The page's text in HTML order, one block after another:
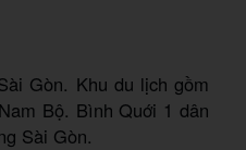
Gòn. Khu du lịch gồm
Bộ. Bình Quới 1 dân
Sài Gòn.